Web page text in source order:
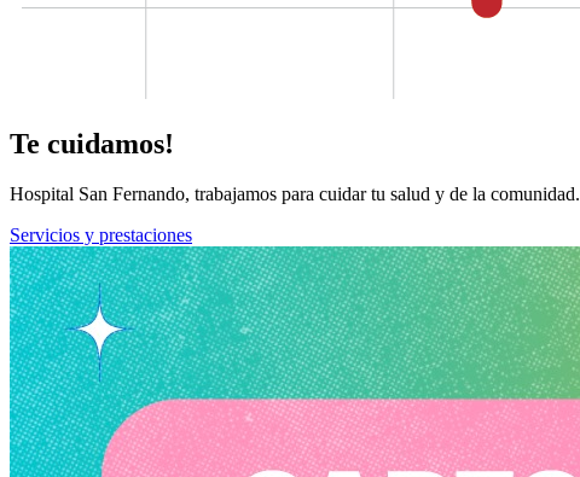
Te cuidamos!
Hospital San Fernando, trabajamos para cuidar tu salud y de la comunidad.
Servicios y prestaciones